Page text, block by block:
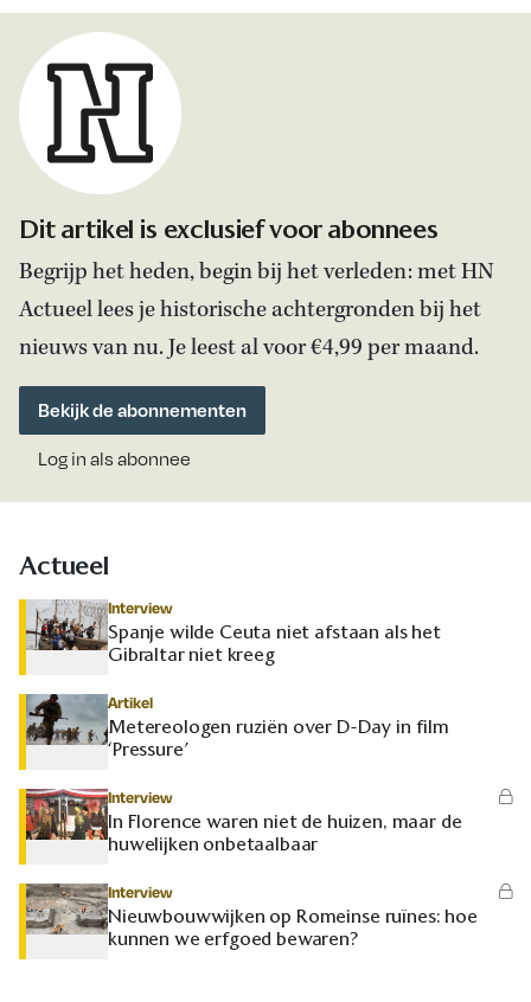
Dit artikel is exclusief voor abonnees
Begrijp het heden, begin bij het verleden: met HN
Actueel lees je historische achtergronden bij het
nieuws van nu. Je leest al voor €4,99 per maand.
Bekijk de abonnementen
Log in als abonnee
Actueel
Interview
Spanje wilde Ceuta niet afstaan als het
Gibraltar niet kreeg
Artikel
Metereologen ruziën over D-Day in film
‘Pressure’
Interview
In Florence waren niet de huizen, maar de
huwelijken onbetaalbaar
Interview
Nieuwbouwwijken op Romeinse ruïnes: hoe
kunnen we erfgoed bewaren?